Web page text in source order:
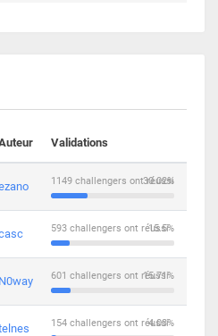
Validations
30.02%
1149 challengers ont réussi
15.5%
593 challengers ont réussi
N0way 15.71%
601 challengers ont réussi
4.03%
154 challengers ont réussi